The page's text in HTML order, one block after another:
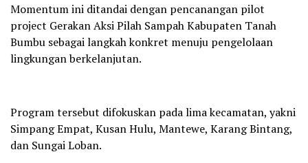
Momentum ini ditandai dengan pencanangan pilot
project Gerakan Aksi Pilah Sampah Kabupaten Tanah
Bumbu sebagai langkah konkret menuju pengelolaan
lingkungan berkelanjutan.
Program tersebut difokuskan pada lima kecamatan, yakni
Simpang Empat, Kusan Hulu, Mantewe, Karang Bintang,
dan Sungai Loban.